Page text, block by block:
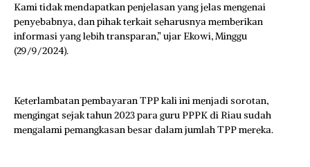
Kami tidak mendapatkan penjelasan yang jelas mengenai
penyebabnya, dan pihak terkait seharusnya memberikan
informasi yang lebih transparan,” ujar Ekowi, Minggu
(29/9/2024).
Keterlambatan pembayaran TPP kali ini menjadi sorotan,
mengingat sejak tahun 2023 para guru PPPK di Riau sudah
mengalami pemangkasan besar dalam jumlah TPP mereka.